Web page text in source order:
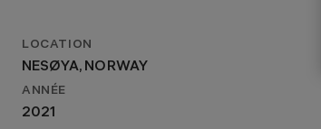
LOCATION
NESØYA, NORWAY
ANNÉE
2021